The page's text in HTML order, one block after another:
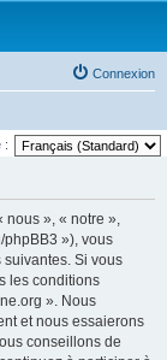
Connexion
:
nous », « notre »,
phpBB3 »), vous
Si vous
les conditions
». Nous
et nous essaierons
conseillons de